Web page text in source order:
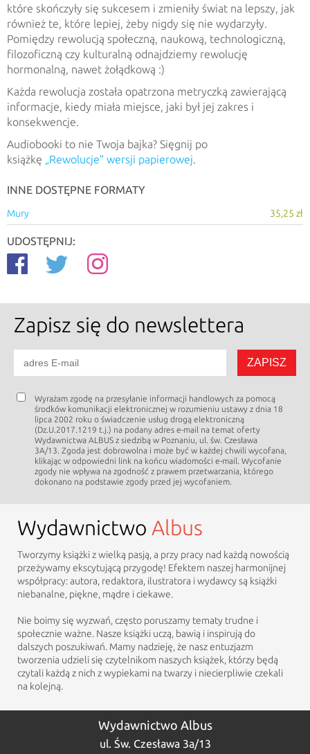
które skończyły się sukcesem i zmieniły świat na lepszy, jak
również te, które lepiej, żeby nigdy się nie wydarzyły.
Pomiędzy rewolucją społeczną, naukową, technologiczną,
filozoficzną czy kulturalną odnajdziemy rewolucję
hormonalną, nawet żołądkową :)
Każda rewolucja została opatrzona metryczką zawierającą
informacje, kiedy miała miejsce, jaki był jej zakres i
konsekwencje.
Audiobooki to nie Twoja bajka? Sięgnij po
książkę „Rewolucje” wersji papierowej.
INNE DOSTĘPNE FORMATY
35,25 zł
Mury
UDOSTĘPNIJ:
Zapisz się do newslettera
Wyrażam zgodę na przesyłanie informacji handlowych za pomocą
środków komunikacji elektronicznej w rozumieniu ustawy z dnia 18
lipca 2002 roku o świadczenie usług drogą elektroniczną
(Dz.U.2017.1219 t.j.) na podany adres e-mail na temat oferty
Wydawnictwa ALBUS z siedzibą w Poznaniu, ul. św. Czesława
3A/13. Zgoda jest dobrowolna i może być w każdej chwili wycofana,
klikając w odpowiedni link na końcu wiadomości e-mail. Wycofanie
zgody nie wpływa na zgodność z prawem przetwarzania, którego
dokonano na podstawie zgody przed jej wycofaniem.
Wydawnictwo Albus
Tworzymy książki z wielką pasją, a przy pracy nad każdą nowością
przeżywamy ekscytującą przygodę! Efektem naszej harmonijnej
współpracy: autora, redaktora, ilustratora i wydawcy są książki
niebanalne, piękne, mądre i ciekawe.
Nie boimy się wyzwań, często poruszamy tematy trudne i
społecznie ważne. Nasze książki uczą, bawią i inspirują do
dalszych poszukiwań. Mamy nadzieję, że nasz entuzjazm
tworzenia udzieli się czytelnikom naszych książek, którzy będą
czytali każdą z nich z wypiekami na twarzy i niecierpliwie czekali
na kolejną.
Wydawnictwo Albus
ul. Św. Czesława 3a/13